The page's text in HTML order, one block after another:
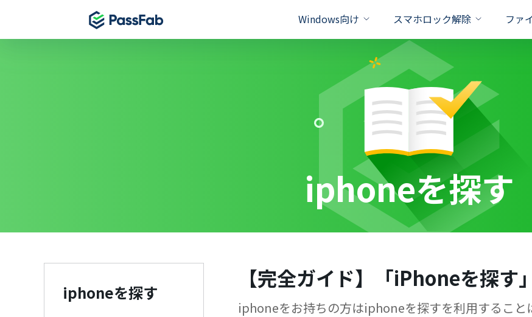
Windows向け
PassFab Duplicate File Deleter
重複ファイルを検出と削除
PassFab 4EasyPartition
新製品
システムを安全かつ迅速に移行
PassFab for ISO
iSOをUSB/CD/DVDに書き込む
PC画面のすべてをキャプチャ
スマホロック解除
PassFab iPhone Unlock
iPhone画面とApple IDを数秒でロック解除
Android画面ロック/SamsungFRPロックを解除
PassFab Activation Unlock
iCloudアクティベーションロックを即座に解除
PassFab iPhone Backup Unlock
最高のiPhoneバックアップロック解除ツール
対策
iPhone 画面 ロック 解除
Apple ID パスワード 合
Android ロック解除 裏
Android パスワード 忘
iphone バックアップ
ファ
PassFab for RAR
パスワードで保護されたRARフ
PassFab for PPT
パワーポイントパスワードの回
MSドキュメントのパスワードを迅速に回復
PassFab for ZIP
最高の zip パスワード回復ツール
Product key Recovery
プライバシーの侵害なくプロダ
iphoneを探す
iphoneを探す
【完全ガイド】「iPhoneを探
iphoneをお持ちの方はiphoneを探すを利用するこ